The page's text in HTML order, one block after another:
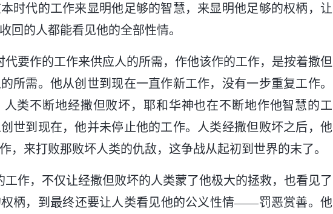
时代的工作来显明他足够的智慧，来显明他足够的权柄，让
回的人都能看见他的全部性情。
要作的工作来供应人的所需，作他该作的工作，是按着撒但
所需。他从创世到现在一直作新工作，没有一步重复工作。
类不断地经撒但败坏，耶和华神也在不断地作他智慧的工
世到现在，他并未停止他的工作。人类经撒但败坏之后，他
，来打败那败坏人类的仇敌，这争战从起初到世界的末了。
作，不仅让经撒但败坏的人类蒙了他极大的拯救，也看见了
柄，到最终还要让人类看见他的公义性情——罚恶赏善。他